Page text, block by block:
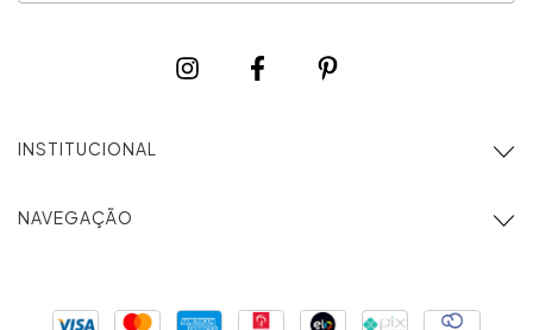
Modelo 1 tem 1,75 de altura, 60 quilos e
INSTITUCIONAL
NAVEGAÇÃO